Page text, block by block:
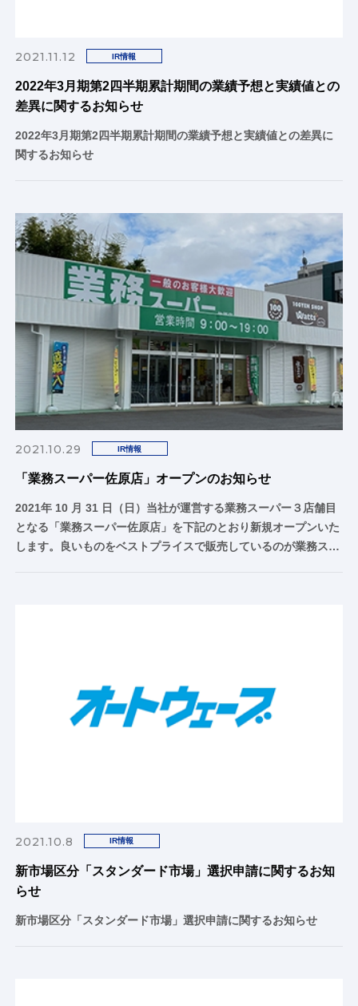
2021.11.12 IR情報
2022年3月期第2四半期累計期間の業績予想と実績値との
差異に関するお知らせ
2022年3月期第2四半期累計期間の業績予想と実績値との差異に
関するお知らせ
2021.10.29 IR情報
「業務スーパー佐原店」オープンのお知らせ
2021年 10 月 31 日（日）当社が運営する業務スーパー３店舗目
となる「業務スーパー佐原店」を下記のとおり新規オープンいた
します。良いものをベストプライスで販売しているのが業務ス…
2021.10.8 IR情報
新市場区分「スタンダード市場」選択申請に関するお知
らせ
新市場区分「スタンダード市場」選択申請に関するお知らせ